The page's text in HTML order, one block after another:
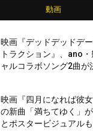
動画
映画『デッドデッドデ
トラクション』、ano
ャルコラボソング2曲が
映画『四月になれば彼
の新曲「満ちてゆく」
とポスタービジュアルも